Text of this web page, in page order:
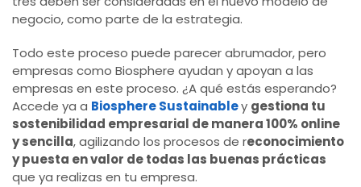
negocio, como parte de la estrategia.
Todo este proceso puede parecer abrumador, pero
empresas como Biosphere ayudan y apoyan a las
empresas en este proceso. ¿A qué estás esperando?
Accede ya a Biosphere Sustainabley gestiona tu
sostenibilidad empresarial de manera 100% online
y sencilla, agilizando los procesos de reconocimiento
y puesta en valor de todas las buenas prácticas
que ya realizas en tu empresa.